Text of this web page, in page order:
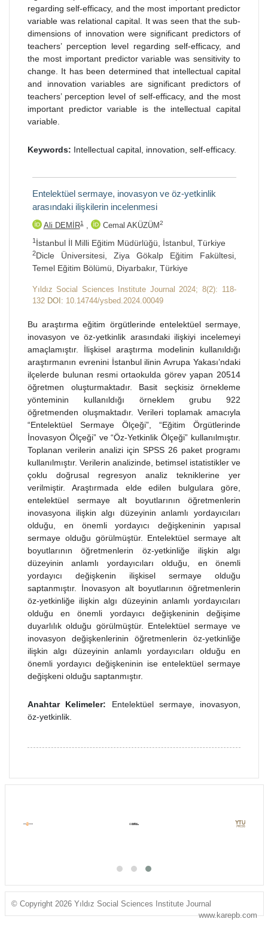
regarding self-efficacy, and the most important predictor
variable was relational capital. It was seen that the sub-
dimensions of innovation were significant predictors of
teachers’ perception level regarding self-efficacy, and
the most important predictor variable was sensitivity to
change. It has been determined that intellectual capital
and innovation variables are significant predictors of
teachers’ perception level of self-efficacy, and the most
important predictor variable is the intellectual capital
variable.
Keywords: Intellectual capital, innovation, self-efficacy.
Entelektüel sermaye, inovasyon ve öz-yetkinlik
arasındaki ilişkilerin incelenmesi
Ali DEMİR1 , Cemal AKÜZÜM2
1İstanbul İl Milli Eğitim Müdürlüğü, İstanbul, Türkiye
2Dicle Üniversitesi, Ziya Gökalp Eğitim Fakültesi,
Temel Eğitim Bölümü, Diyarbakır, Türkiye
Yıldız Social Sciences Institute Journal 2024; 8(2): 118-
132 DOI: 10.14744/ysbed.2024.00049
Bu araştırma eğitim örgütlerinde entelektüel sermaye,
inovasyon ve öz-yetkinlik arasındaki ilişkiyi incelemeyi
amaçlamıştır. İlişkisel araştırma modelinin kullanıldığı
araştırmanın evrenini İstanbul ilinin Avrupa Yakası’ndaki
ilçelerde bulunan resmi ortaokulda görev yapan 20514
öğretmen oluşturmaktadır. Basit seçkisiz örnekleme
yönteminin kullanıldığı örneklem grubu 922
öğretmenden oluşmaktadır. Verileri toplamak amacıyla
“Entelektüel Sermaye Ölçeği”, “Eğitim Örgütlerinde
İnovasyon Ölçeği” ve “Öz-Yetkinlik Ölçeği” kullanılmıştır.
Toplanan verilerin analizi için SPSS 26 paket programı
kullanılmıştır. Verilerin analizinde, betimsel istatistikler ve
çoklu doğrusal regresyon analiz tekniklerine yer
verilmiştir. Araştırmada elde edilen bulgulara göre,
entelektüel sermaye alt boyutlarının öğretmenlerin
inovasyona ilişkin algı düzeyinin anlamlı yordayıcıları
olduğu, en önemli yordayıcı değişkeninin yapısal
sermaye olduğu görülmüştür. Entelektüel sermaye alt
boyutlarının öğretmenlerin öz-yetkinliğe ilişkin algı
düzeyinin anlamlı yordayıcıları olduğu, en önemli
yordayıcı değişkenin ilişkisel sermaye olduğu
saptanmıştır. İnovasyon alt boyutlarının öğretmenlerin
öz-yetkinliğe ilişkin algı düzeyinin anlamlı yordayıcıları
olduğu en önemli yordayıcı değişkeninin değişime
duyarlılık olduğu görülmüştür. Entelektüel sermaye ve
inovasyon değişkenlerinin öğretmenlerin öz-yetkinliğe
ilişkin algı düzeyinin anlamlı yordayıcıları olduğu en
önemli yordayıcı değişkeninin ise entelektüel sermaye
değişkeni olduğu saptanmıştır.
Anahtar Kelimeler: Entelektüel sermaye, inovasyon,
öz-yetkinlik.
© Copyright 2026 Yıldız Social Sciences Institute Journal
www.karepb.com